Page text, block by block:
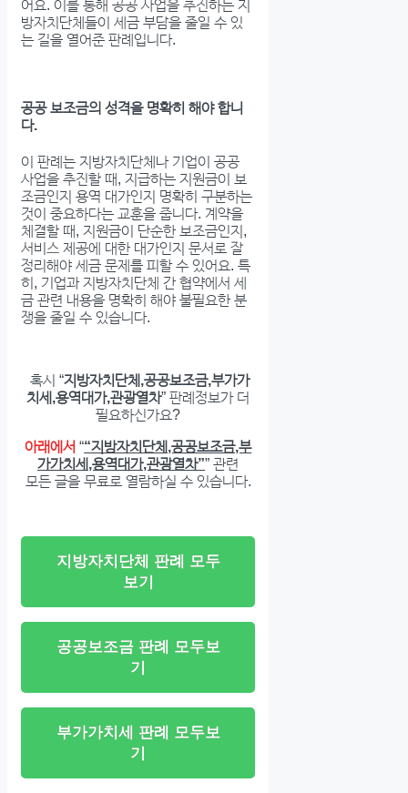
어요. 이를 통해 공공 사업을 추진하는 지
방자치단체들이 세금 부담을 줄일 수 있
는 길을 열어준 판례입니다.
공공 보조금의 성격을 명확히 해야 합니
다.
이 판례는 지방자치단체나 기업이 공공
사업을 추진할 때, 지급하는 지원금이 보
조금인지 용역 대가인지 명확히 구분하는
것이 중요하다는 교훈을 줍니다. 계약을
체결할 때, 지원금이 단순한 보조금인지,
서비스 제공에 대한 대가인지 문서로 잘
정리해야 세금 문제를 피할 수 있어요. 특
히, 기업과 지방자치단체 간 협약에서 세
금 관련 내용을 명확히 해야 불필요한 분
쟁을 줄일 수 있습니다.
혹시 “지방자치단체,공공보조금,부가가
치세,용역대가,관광열차” 판례정보가 더
필요하신가요?
아래에서 ““지방자치단체,공공보조금,부
가가치세,용역대가,관광열차”” 관련
모든 글을 무료로 열람하실 수 있습니다.
지방자치단체 판례 모두
보기
공공보조금 판례 모두보
기
부가가치세 판례 모두보
기